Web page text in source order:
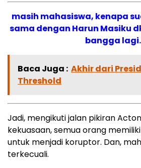
masih mahasiswa, kenapa
sama dengan Harun Masiku
bangga lagi.
Baca Juga : Akhir dari
Threshold
Jadi, mengikuti jalan pikiran
kekuasaan, semua orang
untuk menjadi koruptor. Dan,
terkecuali.